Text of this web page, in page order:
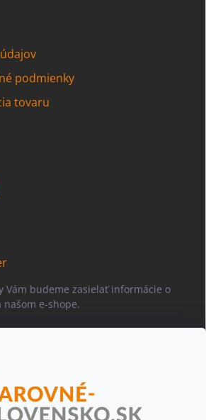
podmienky
tovaru
Vám budeme zasielať informácie o
e-shope.
spodmienkami ochrany osobných